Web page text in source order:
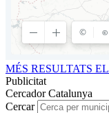
MÉS RESULTATS
Publicitat
Cercador Catalunya
Cercar